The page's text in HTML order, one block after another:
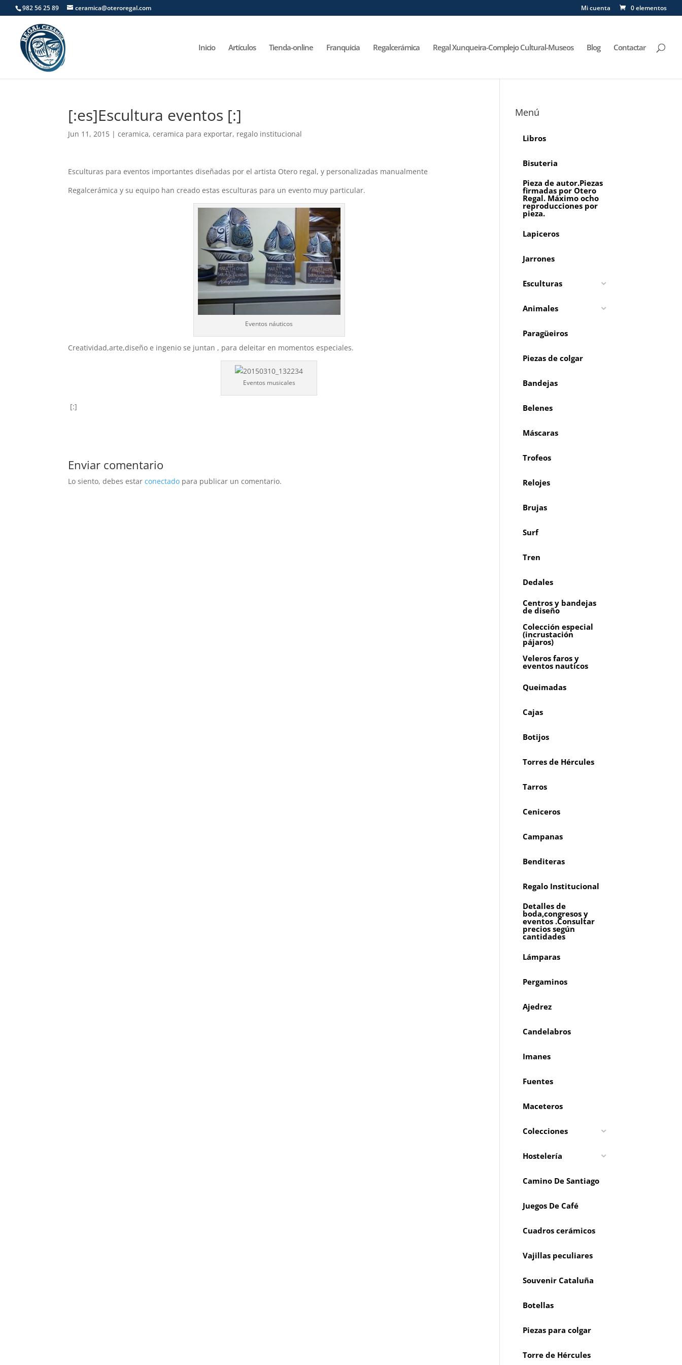
982 56 25 89 ceramica@oteroregal.com Mi cuenta 0 elementos
Inicio Artículos Tienda-online Franquicia Regalcerámica Regal Xunqueira-Complejo Cultural-Museos Blog Contactar
[:es]Escultura eventos [:]
Jun 11, 2015 |ceramica,ceramica para exportar, regalo institucional
Esculturas para eventos importantes diseñadas por el artista Otero regal, y personalizadas manualmente
Regalcerámica y su equipo han creado estas esculturas para un evento muy particular.
Eventos náuticos
Creatividad,arte,diseño e ingenio se juntan , para deleitar en momentos especiales.
Eventos musicales
[:]
Enviar comentario
Lo siento, debes estarconectado para publicar un comentario.
Menú
Libros
Bisuteria
Pieza de autor.Piezas
firmadas por Otero
Regal. Máximo ocho
reproducciones por
pieza.
Lapiceros
Jarrones
Esculturas
Animales
Paragüeiros
Piezas de colgar
Bandejas
Belenes
Máscaras
Trofeos
Relojes
Brujas
Surf
Tren
Dedales
Centros y bandejas
de diseño
Colección especial
(incrustación
pájaros)
Veleros faros y
eventos nauticos
Queimadas
Cajas
Botijos
Torres de Hércules
Tarros
Ceniceros
Campanas
Benditeras
Regalo Institucional
Detalles de
boda,congresos y
eventos .Consultar
precios según
cantidades
Lámparas
Pergaminos
Ajedrez
Candelabros
Imanes
Fuentes
Maceteros
Colecciones
Hostelería
Camino De Santiago
Juegos De Café
Cuadros cerámicos
Vajillas peculiares
Souvenir Cataluña
Botellas
Piezas para colgar
Torre de Hércules